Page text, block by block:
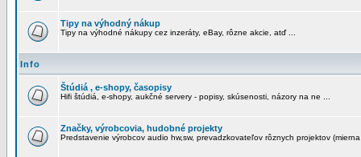
Tipy na výhodný nákup
Tipy na výhodné nákupy cez inzeráty, eBay, rôzne akcie, atď ...
Info
Štúdiá , e-shopy, časopisy
Hifi štúdiá, e-shopy, aukčné servery - popisy, skúsenosti, názory na ne ...
Značky, výrobcovia, hudobné projekty
Predstavenie výrobcov audio hw,sw, prevadzkovateľov rôznych projektov